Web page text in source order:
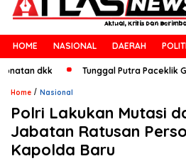
HOME NASIONAL DAERAH
Tunggal Putra Paceklik Gelar All
Home / Nasional
Polri Lakukan Mutasi
Jabatan Ratusan
Kapolda Baru